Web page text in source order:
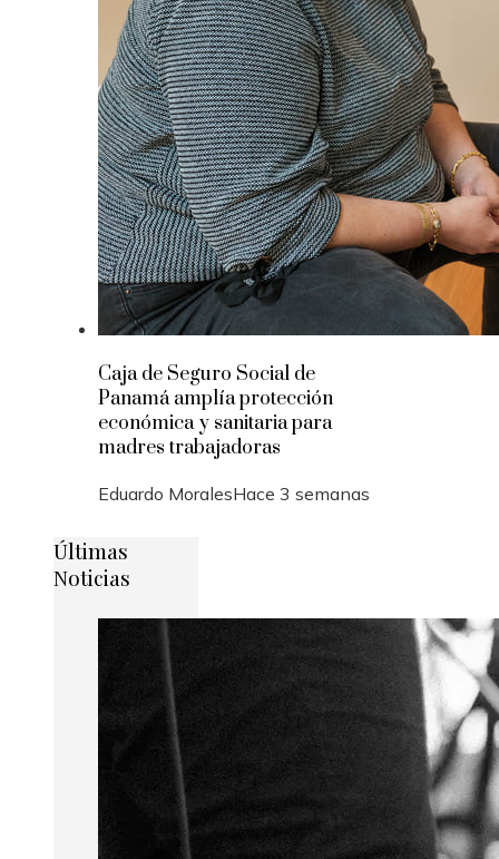
Caja de Seguro Social de
Panamá amplía protección
económica y sanitaria para
madres trabajadoras
Eduardo MoralesHace 3 semanas
Últimas
Noticias